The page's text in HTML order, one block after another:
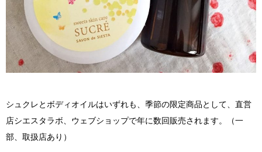
シュクレとボディオイルはいずれも、季節の限定商品として、直営
店シエスタラボ、ウェブショップで年に数回販売されます。（一
部、取扱店あり）